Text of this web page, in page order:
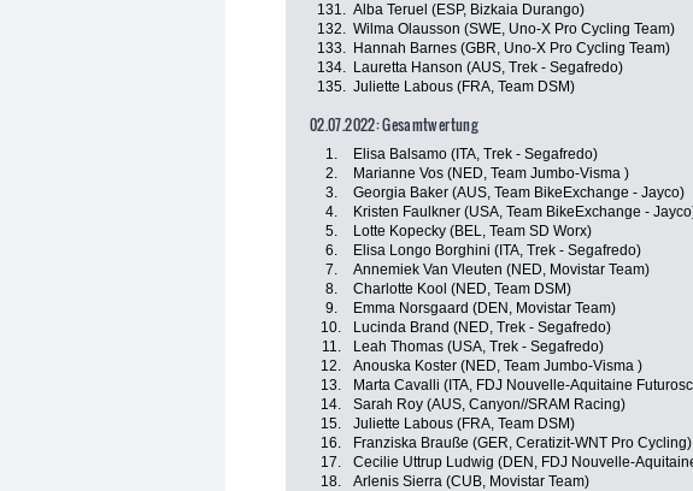
131. Alba Teruel (ESP, Bizkaia Durango)
132. Wilma Olausson (SWE, Uno-X Pro Cycling Team)
133.
Hannah Barnes (GBR, Uno-X Pro Cycling Team)
134.
Lauretta Hanson (AUS, Trek - Segafredo)
135. Juliette Labous (FRA, Team DSM)
02.07.2022: Gesamtwertung
1. Elisa Balsamo (ITA, Trek - Segafredo)
2.
Marianne Vos (NED, Team Jumbo-Visma )
3.
Georgia Baker (AUS, Team BikeExchange - Jayco)
4.
Kristen Faulkner (USA, Team BikeExchange -
5.
Lotte Kopecky (BEL, Team SD Worx)
6.
Elisa Longo Borghini (ITA, Trek - Segafredo)
7.
Annemiek Van Vleuten (NED, Movistar Team)
8.
Charlotte Kool (NED, Team DSM)
9.
Emma Norsgaard (DEN, Movistar Team)
10.
Lucinda Brand (NED, Trek - Segafredo)
11.
Leah Thomas (USA, Trek - Segafredo)
12.
Anouska Koster (NED, Team Jumbo-Visma )
13.
Marta Cavalli (ITA, FDJ Nouvelle-Aquitaine
14.
Sarah Roy (AUS, Canyon//SRAM Racing)
15.
Juliette Labous (FRA, Team DSM)
16.
Franziska Brauße (GER, Ceratizit-WNT Pro Cycling)
17.
Cecilie Uttrup Ludwig (DEN, FDJ Nouvelle-
18.
Arlenis Sierra (CUB, Movistar Team)